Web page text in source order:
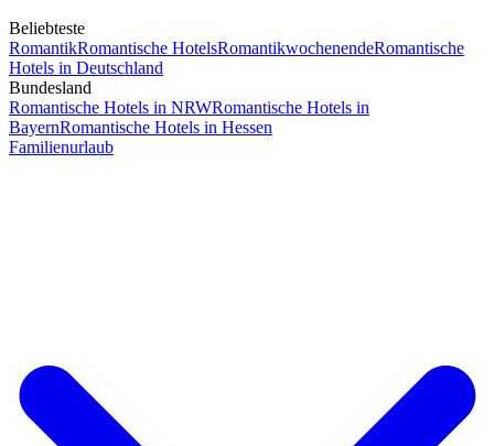
Beliebteste
RomantikRomantische HotelsRomantikwochenendeRomantische
Hotels in Deutschland
Bundesland
Romantische Hotels in NRWRomantische Hotels in
BayernRomantische Hotels in Hessen
Familienurlaub